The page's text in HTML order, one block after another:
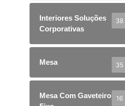
Interiores Soluções
Corporativas
38
Mesa 35
Mesa Com Gaveteiro
16